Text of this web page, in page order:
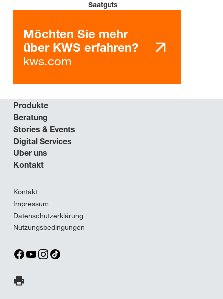
Saatguts
Möchten Sie mehr
über KWS erfahren?
kws.com
Produkte
Beratung
Stories & Events
Digital Services
Über uns
Kontakt
Kontakt
Impressum
Datenschutzerklärung
Nutzungsbedingungen
Seite ausdrucken